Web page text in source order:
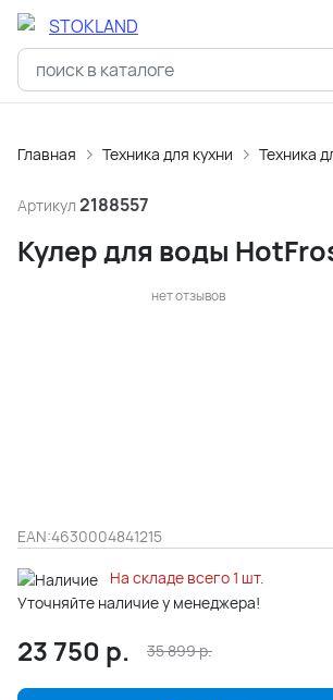
Главная Техника для кухни Техника
Артикул 2188557
Кулер для воды
нет отзывов
EAN:4630004841215
На складе всего 1 шт.
Уточняйте наличие у менеджера!
23 750 р. 35 899р.